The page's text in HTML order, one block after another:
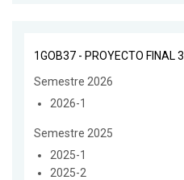
1GOB37 - PROYECTO FINAL 3
Semestre 2026
2026-1
Semestre 2025
2025-1
2025-2